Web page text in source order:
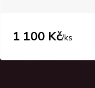
1 100 Kč/ks